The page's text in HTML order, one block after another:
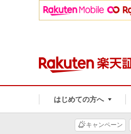
はじめての方へ
キャンペーン